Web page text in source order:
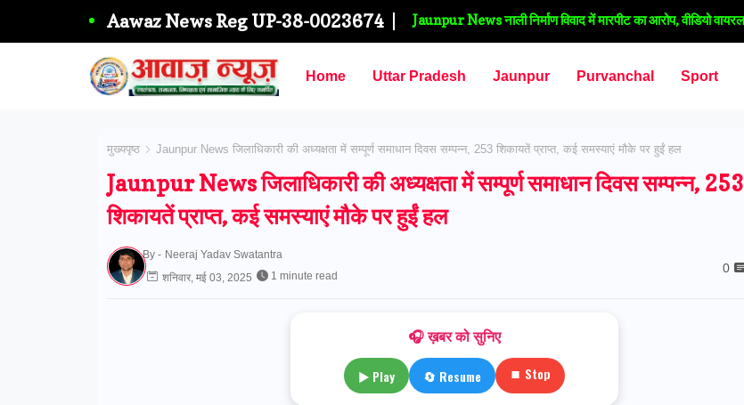
Aawaz News Reg UP-38-0023674
Jaunpur News सीएमओ के औचक निरीक्षण में खुली स्वास्थ्य विभाग की
पोल, दो पीएचसी पर कई कर्मचारी मिले अनुपस्थित
Home Uttar Pradesh Jaunpur Purvanchal Sport
मुख्यपृष्ठ Jaunpur News जिलाधिकारी की अध्यक्षता में सम्पूर्ण समाधान दिवस सम्पन्न, 253 शिकायतें प्राप्त, कई समस्याएं मौके पर हुईं हल
Jaunpur News जिलाधिकारी की अध्यक्षता में सम्पूर्ण समाधान दिवस सम्पन्न, 253
शिकायतें प्राप्त, कई समस्याएं मौके पर हुईं हल
By - Neeraj Yadav Swatantra
शनिवार, मई 03, 2025
1 minute read
0
🎧 ख़बर को सुनिए
▶ Play 🔄 Resume ⏹ Stop